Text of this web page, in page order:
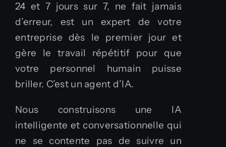
24 et 7 jours sur 7, ne fait jamais
d’erreur, est un expert de votre
entreprise dès le premier jour et
gère le travail répétitif pour que
votre personnel humain puisse
briller. C’est un agent d’IA.
Nous construisons une IA
intelligente et conversationnelle qui
ne se contente pas de suivre un